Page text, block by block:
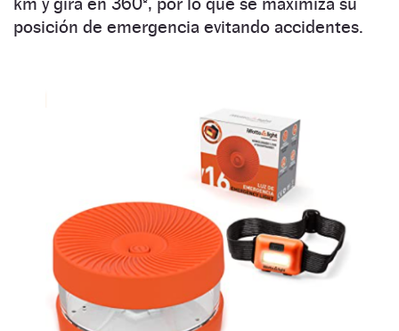
posición de emergencia evitando accidentes.